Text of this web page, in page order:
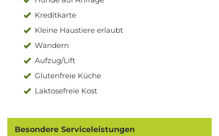
Kreditkarte
Kleine Haustiere erlaubt
Wandern
Aufzug/Lift
Glutenfreie Küche
Laktosefreie Kost
Besondere Serviceleistungen